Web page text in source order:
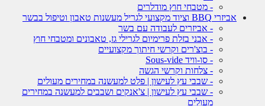
- מטבחי חוץ מודלרים
אביזרי BBQ וציוד מקצועי לגריל מעשנות טאבון וטיפול בבשר
- אביזרים לעבודה עם בשר
- אבני בזלת פרימיום לגרילי גז, טאבונים ומטבחי חוץ
- בוצ'רים וקרשי חיתוך מקצועיים
- סו-וויד Sous-vide
- צלחות וקרשי הגשה
- שבבי עץ לעישון | פלט למעשנה במחירים מעולים
- שבבי עץ לעישון | צ'אנקים ושבבים למעשנה במחירים
מעולים